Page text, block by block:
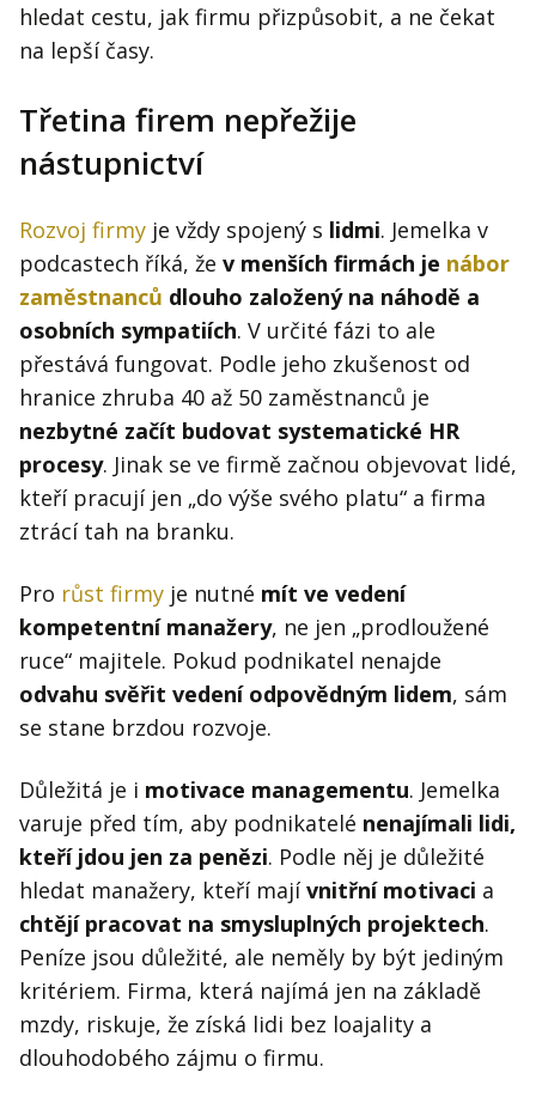
hledat cestu, jak firmu přizpůsobit, a ne čekat
na lepší časy.
Třetina firem nepřežije
nástupnictví
Rozvoj firmy je vždy spojený s lidmi. Jemelka v
podcastech říká, že v menších firmách je nábor
zaměstnanců dlouho založený na náhodě a
osobních sympatiích. V určité fázi to ale
přestává fungovat. Podle jeho zkušenost od
hranice zhruba 40 až 50 zaměstnanců je
nezbytné začít budovat systematické HR
procesy. Jinak se ve firmě začnou objevovat lidé,
kteří pracují jen „do výše svého platu“ a firma
ztrácí tah na branku.
Pro růst firmy je nutné mít ve vedení
kompetentní manažery, ne jen „prodloužené
ruce“ majitele. Pokud podnikatel nenajde
odvahu svěřit vedení odpovědným lidem, sám
se stane brzdou rozvoje.
Důležitá je i motivace managementu. Jemelka
varuje před tím, aby podnikatelé nenajímali lidi,
kteří jdou jen za penězi. Podle něj je důležité
hledat manažery, kteří majívnitřní motivaci a
chtějí pracovat na smysluplných projektech.
Peníze jsou důležité, ale neměly by být jediným
kritériem. Firma, která najímá jen na základě
mzdy, riskuje, že získá lidi bez loajality a
dlouhodobého zájmu o firmu.